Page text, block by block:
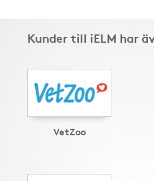
Kunder till iELM har
VetZoo